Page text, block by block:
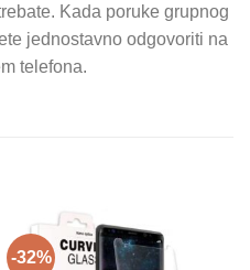
Kada poruke grupnog
jednostavno odgovoriti na
telefona.
-32%